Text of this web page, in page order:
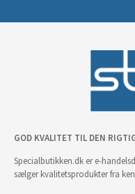
GOD KVALITET TIL DEN
Specialbutikken.dk er e-
sælger kvalitetsprodukter fra